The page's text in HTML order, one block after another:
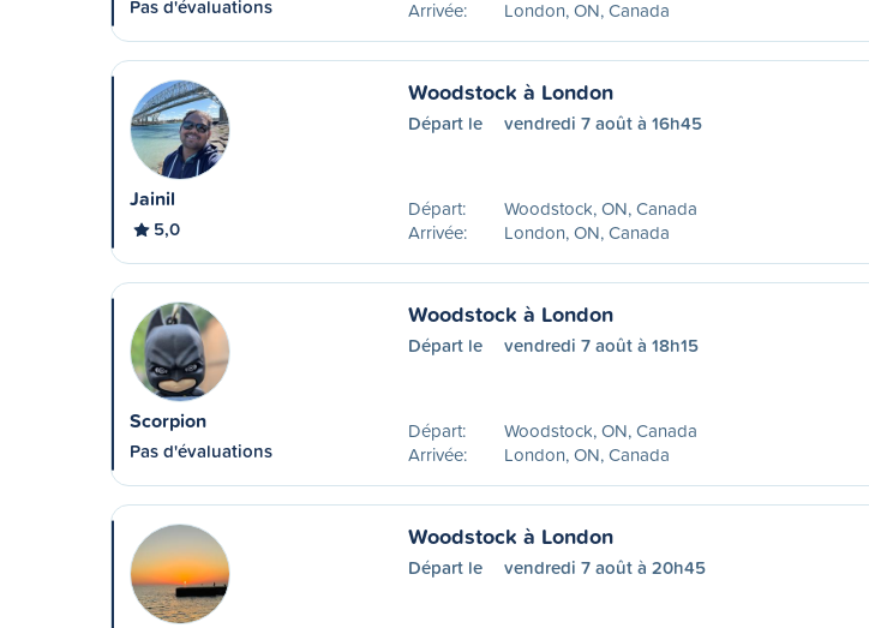
Pas d'évaluations
Arrivée:
London, ON, Canada
Jainil
5,0
Woodstock à London
Départ le vendredi 7 août à 16h45
Départ:
Woodstock, ON, Canada
Arrivée:
London, ON, Canada
Scorpion
Pas d'évaluations
Woodstock à London
Départ le vendredi 7 août à 18h15
Départ:
Woodstock, ON, Canada
Arrivée:
London, ON, Canada
Woodstock à London
Départ le vendredi 7 août à 20h45